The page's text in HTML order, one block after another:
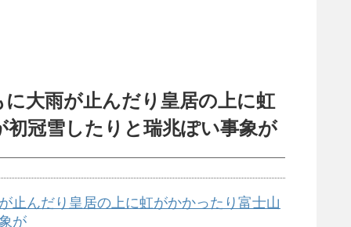
大雨が止んだり皇居の上に虹
冠雪したりと瑞兆ぽい事象が
止んだり皇居の上に虹がかかったり富士山
が